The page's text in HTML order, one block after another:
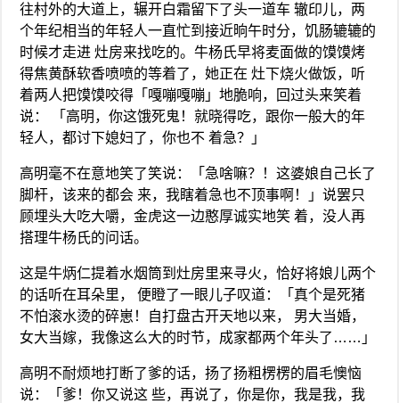
往村外的大道上，辗开白霜留下了头一道车 辙印儿，两
个年纪相当的年轻人一直忙到接近晌午时分，饥肠辘辘的
时候才走进 灶房来找吃的。牛杨氏早将麦面做的馍馍烤
得焦黄酥软香喷喷的等着了，她正在 灶下烧火做饭，听
着两人把馍馍咬得「嘎嘣嘎嘣」地脆响，回过头来笑着
说： 「高明，你这饿死鬼！就晓得吃，跟你一般大的年
轻人，都讨下媳妇了，你也不 着急？」
高明毫不在意地笑了笑说：「急啥嘛？！这婆娘自己长了
脚杆，该来的都会 来，我瞎着急也不顶事啊！」说罢只
顾埋头大吃大嚼，金虎这一边憨厚诚实地笑 着，没人再
搭理牛杨氏的问话。
这是牛炳仁提着水烟筒到灶房里来寻火，恰好将娘儿两个
的话听在耳朵里， 便瞪了一眼儿子叹道：「真个是死猪
不怕滚水烫的碎崽！自打盘古开天地以来， 男大当婚，
女大当嫁，我像这么大的时节，成家都两个年头了……」
高明不耐烦地打断了爹的话，扬了扬粗楞楞的眉毛懊恼
说：「爹！你又说这 些，再说了，你是你，我是我，我